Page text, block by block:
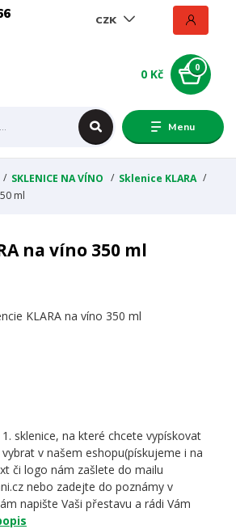
Menu
CZK
0
0 Kč
SKLENICE NA VÍNO
Sklenice KLARA
ml
na víno 350 ml
sklenice, na které chcete vypískovat
v našem eshopu(pískujeme i na
či logo nám zašlete do mailu
nebo zadejte do poznámy v
napište Vaši přestavu a rádi Vám